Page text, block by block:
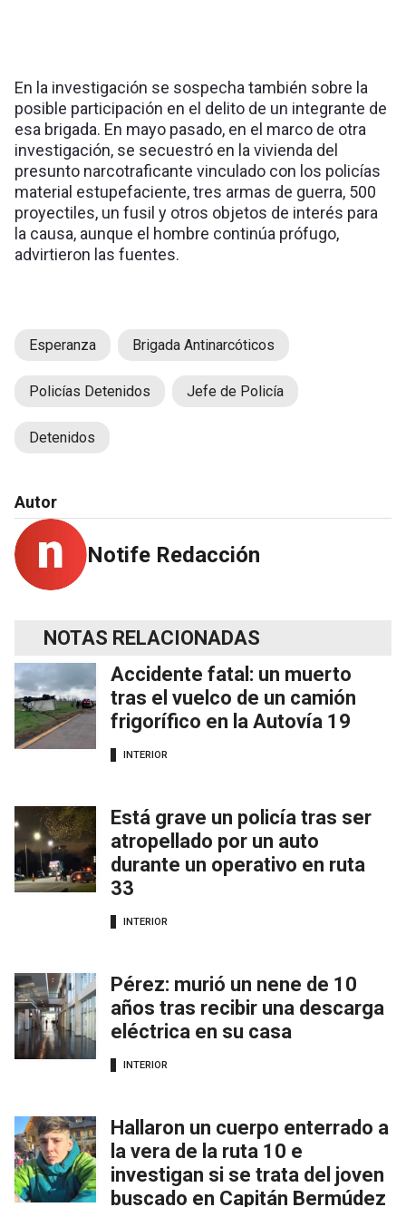
En la investigación se sospecha también sobre la
posible participación en el delito de un integrante de
esa brigada. En mayo pasado, en el marco de otra
investigación, se secuestró en la vivienda del
presunto narcotraficante vinculado con los policías
material estupefaciente, tres armas de guerra, 500
proyectiles, un fusil y otros objetos de interés para
la causa, aunque el hombre continúa prófugo,
advirtieron las fuentes.
Esperanza Brigada Antinarcóticos
Policías Detenidos Jefe de Policía
Detenidos
Autor
Notife Redacción
NOTAS RELACIONADAS
Accidente fatal: un muerto
tras el vuelco de un camión
frigorífico en la Autovía 19
INTERIOR
Está grave un policía tras ser
atropellado por un auto
durante un operativo en ruta
33
INTERIOR
Pérez: murió un nene de 10
años tras recibir una descarga
eléctrica en su casa
INTERIOR
Hallaron un cuerpo enterrado a
la vera de la ruta 10 e
investigan si se trata del joven
buscado en Capitán Bermúdez